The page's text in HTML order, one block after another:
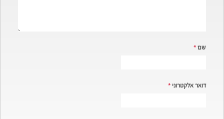
שם *
דואר אלקטרוני *